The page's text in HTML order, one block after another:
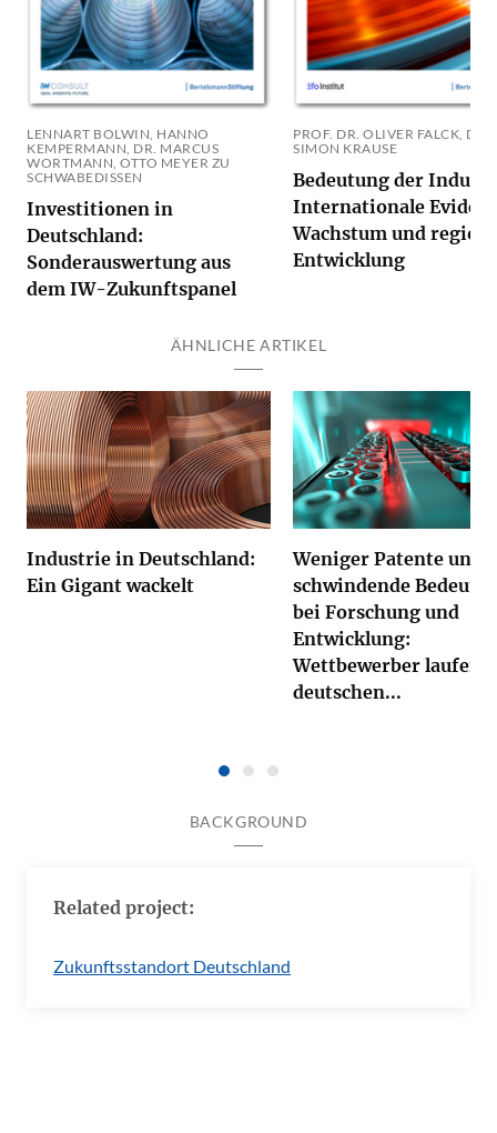
LENNART BOLWIN, HANNO
KEMPERMANN, DR. MARCUS
WORTMANN, OTTO MEYER ZU
SCHWABEDISSEN
Investitionen in
Deutschland:
Sonderauswertung aus
dem IW-Zukunftspanel
PROF. DR. OLIVER FALCK, DR.
SIMON KRAUSE
Bedeutung der
Internationale
Wachstum und
Entwicklung
ÄHNLICHE ARTIKEL
Industrie in Deutschland:
Ein Gigant wackelt
Weniger Patente und
schwindende
bei Forschung und
Entwicklung:
Wettbewerber laufen
deutschen...
BACKGROUND
Related project:
Zukunftsstandort Deutschland